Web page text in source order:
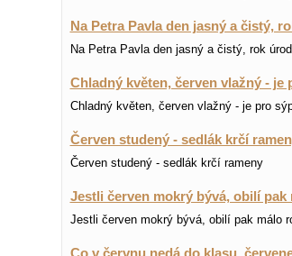
Na Petra Pavla den jasný a čistý,
Na Petra Pavla den jasný a čistý, rok
Chladný květen, červen vlažný - je
Chladný květen, červen vlažný - je pro
Červen studený - sedlák krčí
Červen studený - sedlák krčí rameny
Jestli červen mokrý bývá, obilí pak
Jestli červen mokrý bývá, obilí pak málo